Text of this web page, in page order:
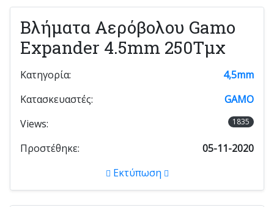
Βλήματα Αερόβολου Gamo
Expander 4.5mm 250Τμχ
Κατηγορία:
4,5mm
Κατασκευαστές:
GAMO
Views:
1835
Προστέθηκε:
05-11-2020
Εκτύπωση